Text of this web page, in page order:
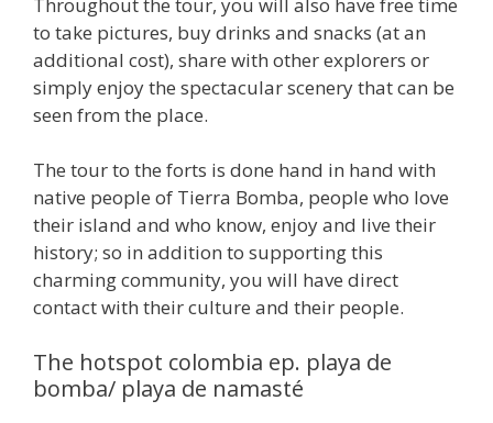
to take pictures, buy drinks and snacks (at an
additional cost), share with other explorers or
simply enjoy the spectacular scenery that can be
seen from the place.
The tour to the forts is done hand in hand with
native people of Tierra Bomba, people who love
their island and who know, enjoy and live their
history; so in addition to supporting this
charming community, you will have direct
contact with their culture and their people.
The hotspot colombia ep. playa de
bomba/ playa de namasté